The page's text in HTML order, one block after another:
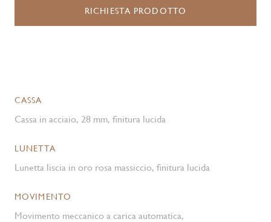
RICHIESTA PRODOTTO
CASSA
Cassa in acciaio, 28 mm, finitura lucida
LUNETTA
Lunetta liscia in oro rosa massiccio, finitura lucida
MOVIMENTO
Movimento meccanico a carica automatica,